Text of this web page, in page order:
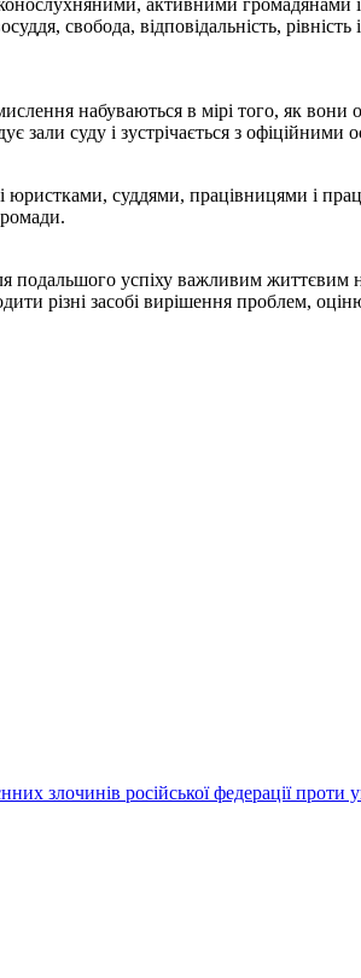
свобода, відповідальність,
набуваються в мірі того, як вони
зали суду і зустрічається з офіційними
суддями, працівницями і
успіху важливим життєвим
різні засобі вирішення проблем,
злочинів російської федерації проти